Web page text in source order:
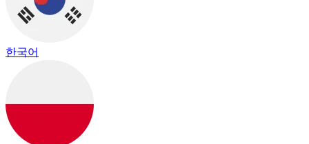
한국어